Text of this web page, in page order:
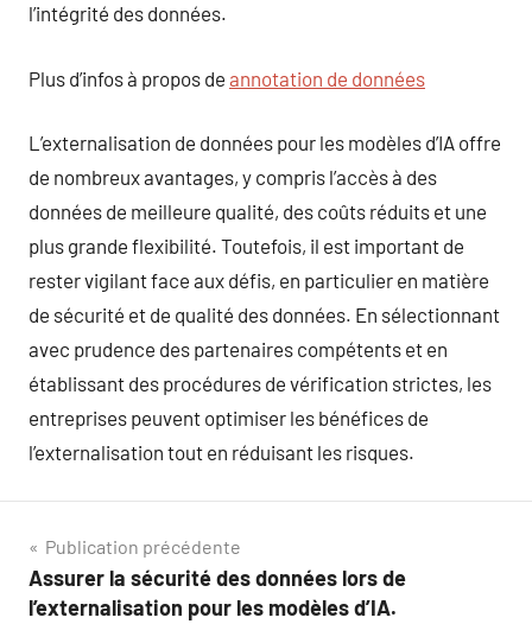
l’intégrité des données.
Plus d’infos à propos de annotation de données
L’externalisation de données pour les modèles d’IA offre
de nombreux avantages, y compris l’accès à des
données de meilleure qualité, des coûts réduits et une
plus grande flexibilité. Toutefois, il est important de
rester vigilant face aux défis, en particulier en matière
de sécurité et de qualité des données. En sélectionnant
avec prudence des partenaires compétents et en
établissant des procédures de vérification strictes, les
entreprises peuvent optimiser les bénéfices de
l’externalisation tout en réduisant les risques.
Navigation
de
Publication précédente
Assurer la sécurité des données lors de
l’externalisation pour les modèles d’IA.